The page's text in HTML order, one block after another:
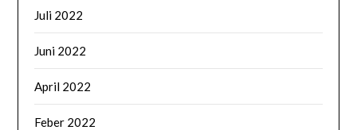
Juli 2022
Juni 2022
April 2022
Feber 2022